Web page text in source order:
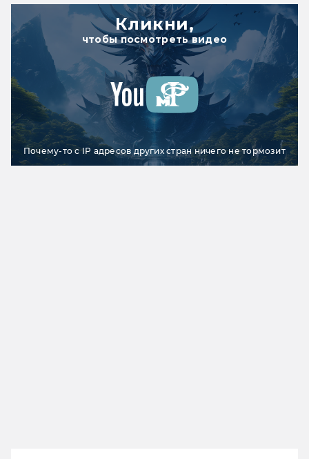
Кликни,
чтобы посмотреть видео
Почему-то с IP адресов других стран ничего не тормозит